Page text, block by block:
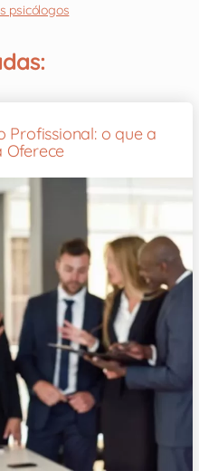
psicólogos
Profissional: o que a
Oferece